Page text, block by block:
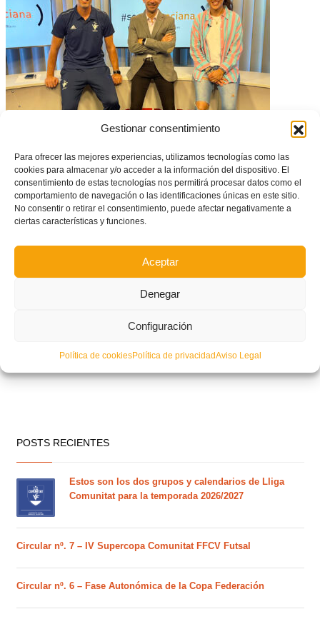
Gestionar consentimiento
Para ofrecer las mejores experiencias, utilizamos tecnologías como las
cookies para almacenar y/o acceder a la información del dispositivo. El
consentimiento de estas tecnologías nos permitirá procesar datos como el
comportamiento de navegación o las identificaciones únicas en este sitio.
No consentir o retirar el consentimiento, puede afectar negativamente a
ciertas características y funciones.
Aceptar
Denegar
Configuración
Política de cookiesPolítica de privacidadAviso Legal
#somValenciana 3×22 Así llegan las selecciones sub12 masculina y
Valenta al Campeonato de España, con Ana Gómez y Óscar López
POSTS RECIENTES
Estos son los dos grupos y calendarios de Lliga
Comunitat para la temporada 2026/2027
Circular nº. 7 – IV Supercopa Comunitat FFCV Futsal
Circular nº. 6 – Fase Autonómica de la Copa Federación